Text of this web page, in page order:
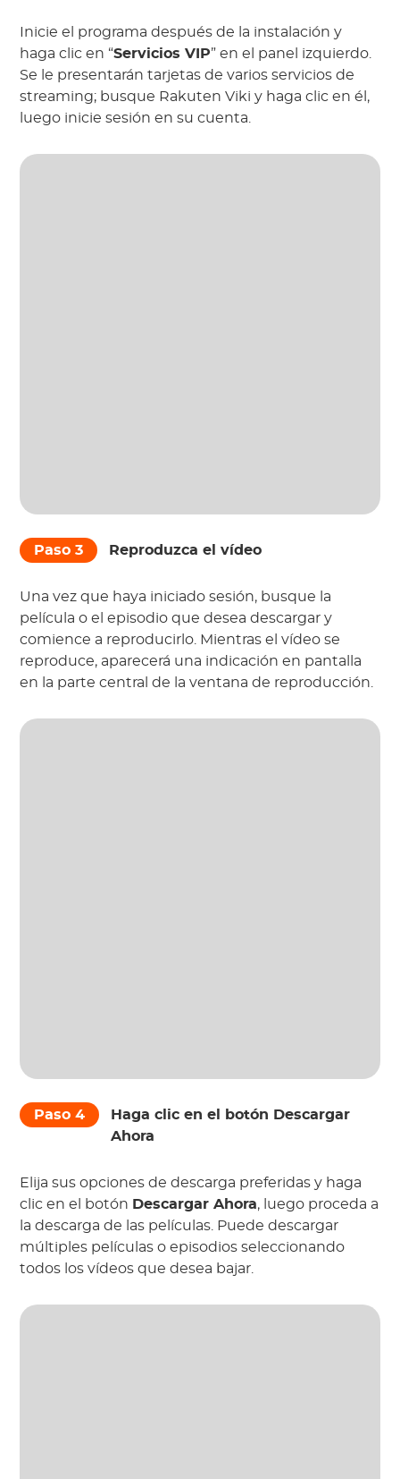
Inicie el programa después de la instalación y
haga clic en “Servicios VIP” en el panel izquierdo.
Se le presentarán tarjetas de varios servicios de
streaming; busque Rakuten Viki y haga clic en él,
luego inicie sesión en su cuenta.
Paso 3 Reproduzca el vídeo
Una vez que haya iniciado sesión, busque la
película o el episodio que desea descargar y
comience a reproducirlo. Mientras el vídeo se
reproduce, aparecerá una indicación en pantalla
en la parte central de la ventana de reproducción.
Paso 4 Haga clic en el botón
Descargar
Ahora
Elija sus opciones de descarga preferidas y haga
clic en el botón Descargar Ahora, luego proceda a
la descarga de las películas. Puede descargar
múltiples películas o episodios seleccionando
todos los vídeos que desea bajar.